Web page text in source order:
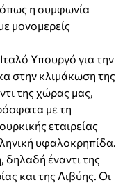
η συμφωνία
μονομερείς
Υπουργό για την
στην κλιμάκωση της
της χώρας μας,
με τη
εταιρείας
υφαλοκρηπίδα.
δηλαδή έναντι της
και της Λιβύης. Οι